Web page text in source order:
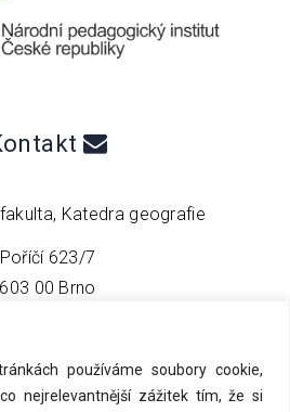
používáme soubory cookie,
nejrelevantnější zážitek tím, že si
Katedra geografie
Poříčí 623/7
603 00 Brno